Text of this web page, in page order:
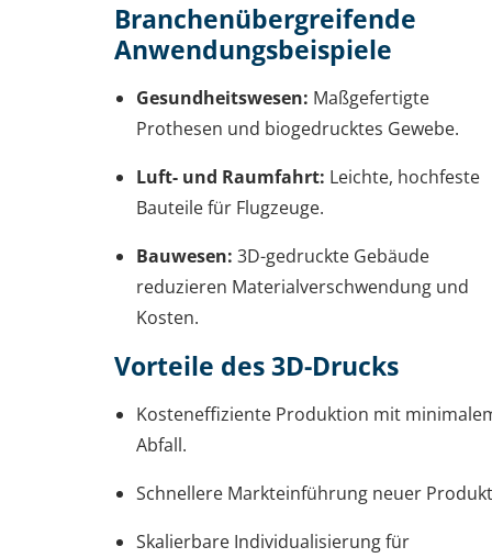
Branchenübergreifende
Anwendungsbeispiele
Gesundheitswesen: Maßgefertigte
Prothesen und biogedrucktes Gewebe.
Luft- und Raumfahrt: Leichte, hochfeste
Bauteile für Flugzeuge.
Bauwesen: 3D-gedruckte Gebäude
reduzieren Materialverschwendung und
Kosten.
Vorteile des 3D-Drucks
Kosteneffiziente Produktion mit
Abfall.
Schnellere Markteinführung neuer
Skalierbare Individualisierung für